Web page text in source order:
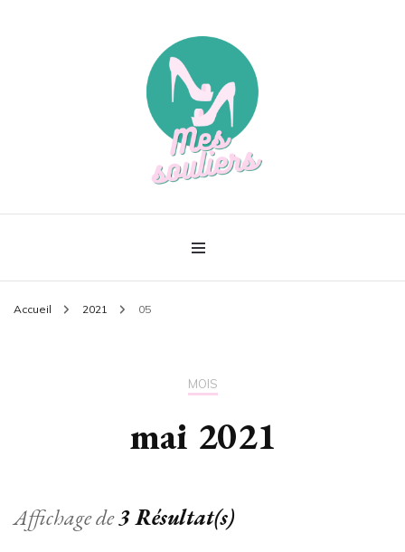
Mes souliers
Accueil 2021 05
MOIS
mai 2021
Affichage de3 Résultat(s)